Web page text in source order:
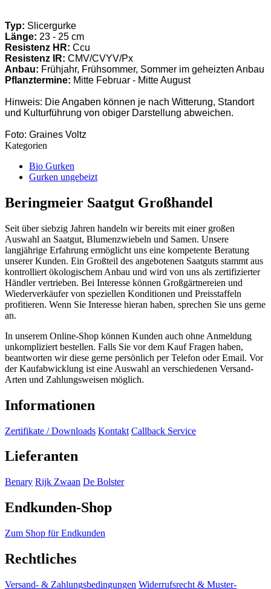
Typ: Slicergurke
Länge: 23 - 25 cm
Resistenz HR: Ccu
Resistenz IR: CMV/CVYV/Px
Anbau: Frühjahr, Frühsommer, Sommer im geheizten Anbau
Pflanztermine: Mitte Februar - Mitte August
Hinweis: Die Angaben können je nach Witterung, Standort
und Kulturführung von obiger Darstellung abweichen.
Foto: Graines Voltz
Kategorien
Bio Gurken
Gurken ungebeizt
Beringmeier Saatgut Großhandel
Seit über siebzig Jahren handeln wir bereits mit einer großen
Auswahl an Saatgut, Blumenzwiebeln und Samen. Unsere
langjährige Erfahrung ermöglicht uns eine kompetente Beratung
unserer Kunden. Ein Großteil des angebotenen Saatguts stammt aus
kontrolliert ökologischem Anbau und wird von uns als zertifizierter
Händler vertrieben. Bei Interesse können Großgärtnereien und
Wiederverkäufer von speziellen Konditionen und Preisstaffeln
profitieren. Wenn Sie Interesse hieran haben, sprechen Sie uns gerne
an.
In unserem Online-Shop können Kunden auch ohne Anmeldung
unkompliziert bestellen. Falls Sie vor dem Kauf Fragen haben,
beantworten wir diese gerne persönlich per Telefon oder Email. Vor
der Kaufabwicklung ist eine Auswahl an verschiedenen Versand-
Arten und Zahlungsweisen möglich.
Informationen
Zertifikate / Downloads Kontakt Callback Service
Lieferanten
Benary Rijk Zwaan De Bolster
Endkunden-Shop
Zum Shop für Endkunden
Rechtliches
Versand- & Zahlungsbedingungen Widerrufsrecht & Muster-